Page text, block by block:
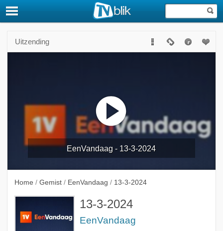
Uitzending
EenVandaag - 13-3-2024
Home / Gemist / EenVandaag / 13-3-2024
13-3-2024
EenVandaag